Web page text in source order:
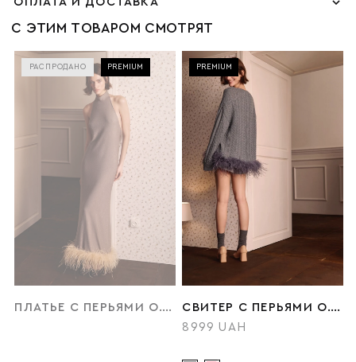
С ЭТИМ ТОВАРОМ СМОТРЯТ
РАСПРОДАНО PREMIUM
ПЛАТЬЕ С ПЕРЬЯМИ O.TAJE X O.KONOVA
PREMIUM
СВИТЕР С ПЕРЬЯМИ O.TAJE X O.KONOVA
8999 UAH